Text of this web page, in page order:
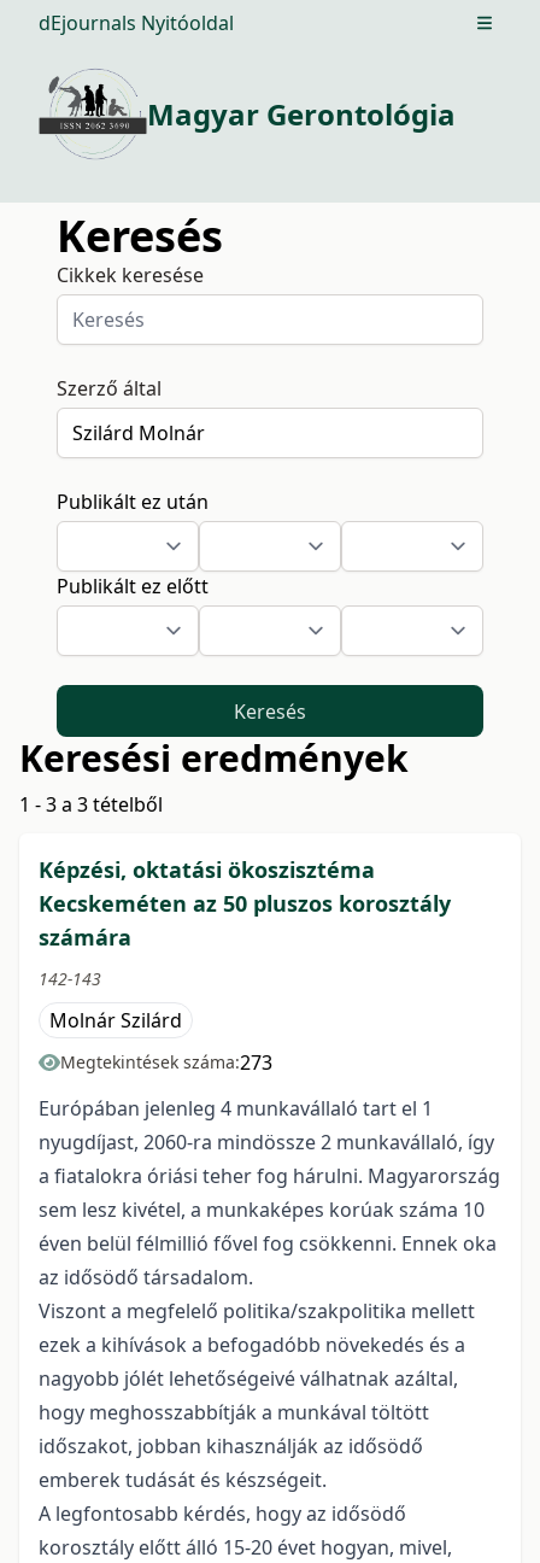
dEjournals Nyitóoldal Open
Magyar Gerontológia
Keresés
Cikkek keresése
Szerző által
Publikált ez után
Publikált ez előtt
Keresés
Keresési eredmények
1 - 3 a 3 tételből
Képzési, oktatási ökoszisztéma
Kecskeméten az 50 pluszos korosztály
számára
142-143
Molnár Szilárd
Megtekintések száma:273
Európában jelenleg 4 munkavállaló tart el 1
nyugdíjast, 2060-ra mindössze 2 munkavállaló, így
a fiatalokra óriási teher fog hárulni. Magyarország
sem lesz kivétel, a munkaképes korúak száma 10
éven belül félmillió fővel fog csökkenni. Ennek oka
az idősödő társadalom.
Viszont a megfelelő politika/szakpolitika mellett
ezek a kihívások a befogadóbb növekedés és a
nagyobb jólét lehetőségeivé válhatnak azáltal,
hogy meghosszabbítják a munkával töltött
időszakot, jobban kihasználják az idősödő
emberek tudását és készségeit.
A legfontosabb kérdés, hogy az idősödő
korosztály előtt álló 15-20 évet hogyan, mivel,